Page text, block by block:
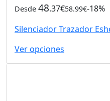
Desde 48.37€58.99€-18%
Silenciador Trazador
Ver opciones